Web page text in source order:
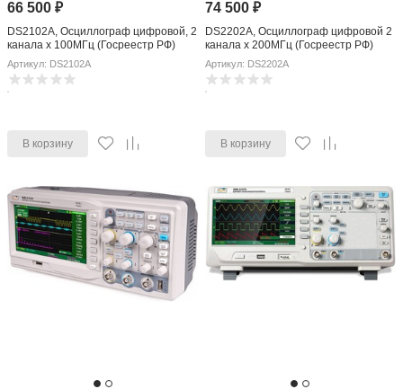
66 500₽
DS2102A, Осциллограф цифровой, 2
канала x 100МГц (Госреестр РФ)
Артикул: DS2102A
В корзину
74 500 ₽
DS2202A, Осциллограф цифровой 2
канала x 200МГц (Госреестр РФ)
Артикул: DS2202A
В корзину